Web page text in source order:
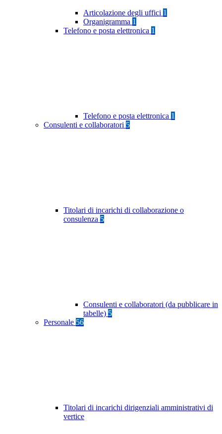
Articolazione degli uffici 1
Organigramma 1
Telefono e posta elettronica 1
Telefono e posta elettronica 1
Consulenti e collaboratori 5
Titolari di incarichi di collaborazione o
consulenza 5
Consulenti e collaboratori (da pubblicare in
tabelle) 5
Personale 56
Titolari di incarichi dirigenziali amministrativi di
vertice